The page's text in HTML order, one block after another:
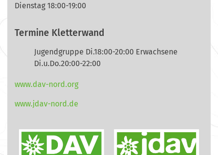
Dienstag 18:00-19:00
Termine Kletterwand
Jugendgruppe Di.18:00-20:00 Erwachsene
Di.u.Do.20:00-22:00
www.dav-nord.org
www.jdav-nord.de